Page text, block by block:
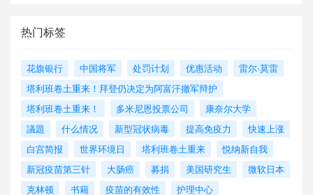
热门标签
花旗银行 中国将军 处罚计划 优惠活动
雷尔·莫雷
塔利班卷土重来！拜登仍决定为阿富汗撤军辩护
塔利班卷土重来！
多米尼恩投票公司
康奈尔大学
議題
什么情况 新型冠状病毒 提高免疫力
快速上涨
白宫简报
世界环境日 塔利班卷土重来
悦纳新自我
新冠疫苗第三针
大肠癌 募捐 美国研究生
微软日本
克林顿
书籍 疫苗的有效性
护理中心